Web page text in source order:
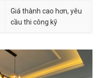
Giá thành cao hơn, yêu
cầu thi công kỹ